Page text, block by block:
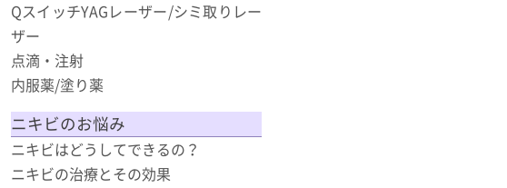
QスイッチYAGレーザー/シミ取りレー
ザー
点滴・注射
内服薬/塗り薬
ニキビのお悩み
ニキビはどうしてできるの？
ニキビの治療とその効果